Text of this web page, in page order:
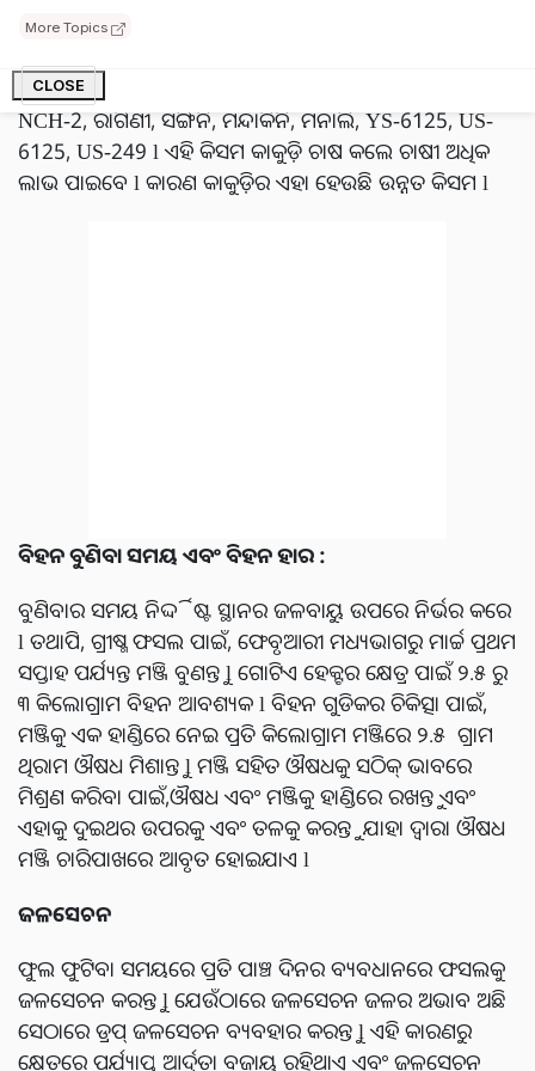
More Topics
CLOSE
ସଫଳ ଚାଷ ପାଇଁ ବାଲୁକା କାଦୁଅ ମାଟି ସର୍ବୋତ୍ତମ ବୋଲି
ଟେଷ୍ଟି, ମାଲାଭ -243, ଗରିମା ସୁପର, ଗ୍ରୀନ୍ ଲଙ୍ଗ, ସାଦୋନା,
NCH-2, ରାଗିଣୀ, ସଙ୍ଗିନି, ମନ୍ଦାକିନି, ମନାଲି, YS-6125, US-
6125, US-249 l ଏହି କିସମ କାକୁଡ଼ି ଚାଷ କଲେ ଚାଷୀ ଅଧିକ
ଲାଭ ପାଇବେ l କାରଣ କାକୁଡ଼ିର ଏହା ହେଉଛି ଉନ୍ନତ କିସମ l
ବିହନ ବୁଣିବା ସମୟ ଏବଂ ବିହନ ହାର :
ବୁଣିବାର ସମୟ ନିର୍ଦ୍ଦିଷ୍ଟ ସ୍ଥାନର ଜଳବାୟୁ ଉପରେ ନିର୍ଭର କରେ
l ତଥାପି, ଗ୍ରୀଷ୍ମ ଫସଲ ପାଇଁ, ଫେବୃଆରୀ ମଧ୍ୟଭାଗରୁ ମାର୍ଚ୍ଚ ପ୍ରଥମ
ସପ୍ତାହ ପର୍ଯ୍ୟନ୍ତ ମଞ୍ଜି ବୁଣନ୍ତୁ l ଗୋଟିଏ ହେକ୍ଟର କ୍ଷେତ୍ର ପାଇଁ ୨.୫ ରୁ
୩ କିଲୋଗ୍ରାମ ବିହନ ଆବଶ୍ୟକ l ବିହନ ଗୁଡିକର ଚିକିତ୍ସା ପାଇଁ,
ମଞ୍ଜିକୁ ଏକ ହାଣ୍ଡିରେ ନେଇ ପ୍ରତି କିଲୋଗ୍ରାମ ମଞ୍ଜିରେ ୨.୫ ଗ୍ରାମ
ଥିରାମ ଔଷଧ ମିଶାନ୍ତୁ l ମଞ୍ଜି ସହିତ ଔଷଧକୁ ସଠିକ୍ ଭାବରେ
ମିଶ୍ରଣ କରିବା ପାଇଁ,ଔଷଧ ଏବଂ ମଞ୍ଜିକୁ ହାଣ୍ଡିରେ ରଖନ୍ତୁ ଏବଂ
ଏହାକୁ ଦୁଇଥର ଉପରକୁ ଏବଂ ତଳକୁ କରନ୍ତୁ ଯାହା ଦ୍ୱାରା ଔଷଧ
ମଞ୍ଜି ଚାରିପାଖରେ ଆବୃତ ହୋଇଯାଏ l
ଜଳସେଚନ
ଫୁଲ ଫୁଟିବା ସମୟରେ ପ୍ରତି ପାଞ୍ଚ ଦିନର ବ୍ୟବଧାନରେ ଫସଲକୁ
ଜଳସେଚନ କରନ୍ତୁ l ଯେଉଁଠାରେ ଜଳସେଚନ ଜଳର ଅଭାବ ଅଛି
ସେଠାରେ ଡ୍ରପ୍ ଜଳସେଚନ ବ୍ୟବହାର କରନ୍ତୁ l ଏହି କାରଣରୁ
କ୍ଷେତରେ ପର୍ଯ୍ୟାପ୍ତ ଆର୍ଦ୍ରତା ବଜାୟ ରହିଥାଏ ଏବଂ ଜଳସେଚନ